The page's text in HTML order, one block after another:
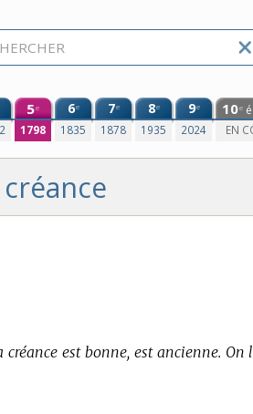
5e
1798
6e
1835
7e
1878
8e
1935
9e
2024
10e
EN
créance
créance est bonne, est ancienne. On